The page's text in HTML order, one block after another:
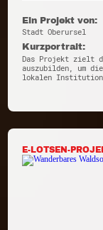
Ein Projekt von:
Stadt Oberursel
Kurzportrait:
Das Projekt zielt
auszubilden, um
lokalen
E-LOTSEN-